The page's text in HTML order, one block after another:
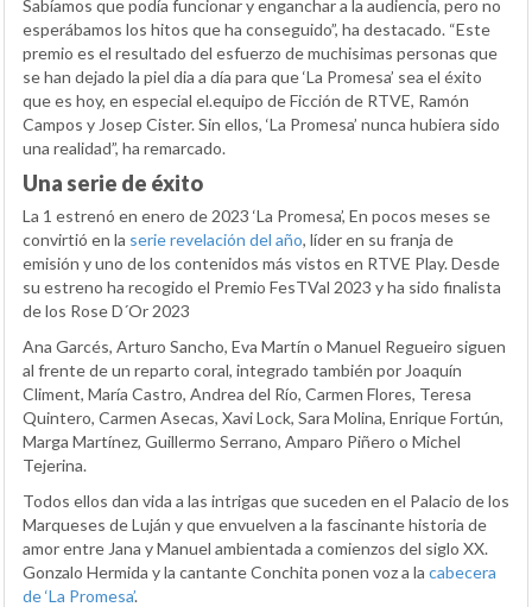
Sabíamos que podía funcionar y enganchar a la audiencia, pero no
esperábamos los hitos que ha conseguido”, ha destacado. “Este
premio es el resultado del esfuerzo de muchisimas personas que
se han dejado la piel dia a día para que ‘La Promesa’ sea el éxito
que es hoy, en especial el.equipo de Ficción de RTVE, Ramón
Campos y Josep Cister. Sin ellos, ‘La Promesa’ nunca hubiera sido
una realidad”, ha remarcado.
Una serie de éxito
La 1 estrenó en enero de 2023 ‘La Promesa’, En pocos meses se
convirtió en la serie revelación del año, líder en su franja de
emisión y uno de los contenidos más vistos en RTVE Play. Desde
su estreno ha recogido el Premio FesTVal 2023 y ha sido finalista
de los Rose D´Or 2023
Ana Garcés, Arturo Sancho, Eva Martín o Manuel Regueiro siguen
al frente de un reparto coral, integrado también por Joaquín
Climent, María Castro, Andrea del Río, Carmen Flores, Teresa
Quintero, Carmen Asecas, Xavi Lock, Sara Molina, Enrique Fortún,
Marga Martínez, Guillermo Serrano, Amparo Piñero o Michel
Tejerina.
Todos ellos dan vida a las intrigas que suceden en el Palacio de los
Marqueses de Luján y que envuelven a la fascinante historia de
amor entre Jana y Manuel ambientada a comienzos del siglo XX.
Gonzalo Hermida y la cantante Conchita ponen voz a la cabecera
de ‘La Promesa’.